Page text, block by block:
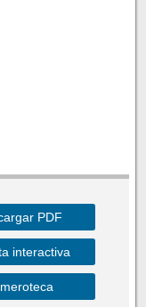
PDF
interactiva